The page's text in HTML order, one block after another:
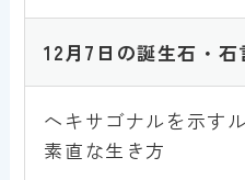
1 2月7日 の誕生石・石
ヘキサゴナルを示す
素直な生き方